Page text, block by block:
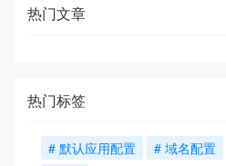
热门文章
热门标签
# 默认应用配置 # 域名配置